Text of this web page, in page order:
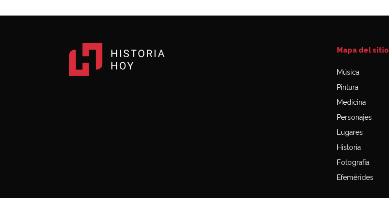
Mapa del sitio
Música
Pintura
Medicina
Personajes
Lugares
Historia
Fotografía
Efemérides